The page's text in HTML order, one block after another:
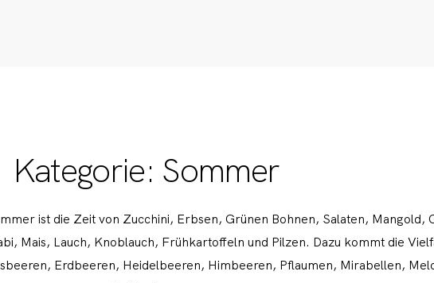
Kategorie: Sommer
ist die Zeit von Zucchini, Erbsen, Grünen Bohnen, Salaten, Mangold,
Mais, Lauch, Knoblauch, Frühkartoffeln und Pilzen. Dazu kommt die
Erdbeeren, Heidelbeeren, Himbeeren, Pflaumen, Mirabellen,